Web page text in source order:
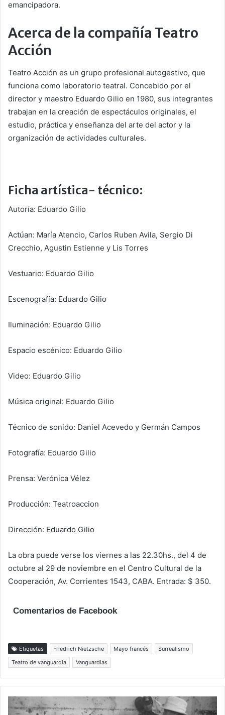
emancipadora.
Acerca de la compañía Teatro
Acción
Teatro Acción es un grupo profesional autogestivo, que
funciona como laboratorio teatral. Concebido por el
director y maestro Eduardo Gilio en 1980, sus integrantes
trabajan en la creación de espectáculos originales, el
estudio, práctica y enseñanza del arte del actor y la
organización de actividades culturales.
Ficha artística- técnico:
Autoría: Eduardo Gilio
Actúan: María Atencio, Carlos Ruben Avila, Sergio Di
Crecchio, Agustin Estienne y Lis Torres
Vestuario: Eduardo Gilio
Escenografía: Eduardo Gilio
Iluminación: Eduardo Gilio
Espacio escénico: Eduardo Gilio
Video: Eduardo Gilio
Música original: Eduardo Gilio
Técnico de sonido: Daniel Acevedo y Germán Campos
Fotografía: Eduardo Gilio
Prensa: Verónica Vélez
Producción: Teatroaccion
Dirección: Eduardo Gilio
La obra puede verse los viernes a las 22.30hs., del 4 de
octubre al 29 de noviembre en el Centro Cultural de la
Cooperación, Av. Corrientes 1543, CABA. Entrada: $ 350.
Comentarios de Facebook
Etiquetas Friedrich Nietzsche Mayo francés
Surrealismo
Teatro de vanguardia
Vanguardias